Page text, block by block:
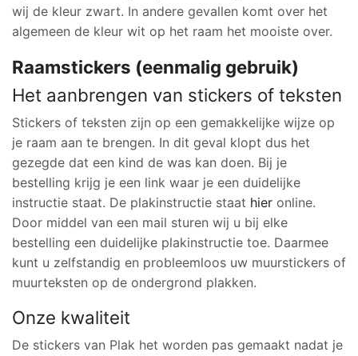
wij de kleur zwart. In andere gevallen komt over het
algemeen de kleur wit op het raam het mooiste over.
Raamstickers (eenmalig gebruik)
Het aanbrengen van stickers of teksten
Stickers of teksten zijn op een gemakkelijke wijze op
je raam aan te brengen. In dit geval klopt dus het
gezegde dat een kind de was kan doen. Bij je
bestelling krijg je een link waar je een duidelijke
instructie staat. De plakinstructie staat hier online.
Door middel van een mail sturen wij u bij elke
bestelling een duidelijke plakinstructie toe. Daarmee
kunt u zelfstandig en probleemloos uw muurstickers of
muurteksten op de ondergrond plakken.
Onze kwaliteit
De stickers van Plak het worden pas gemaakt nadat je